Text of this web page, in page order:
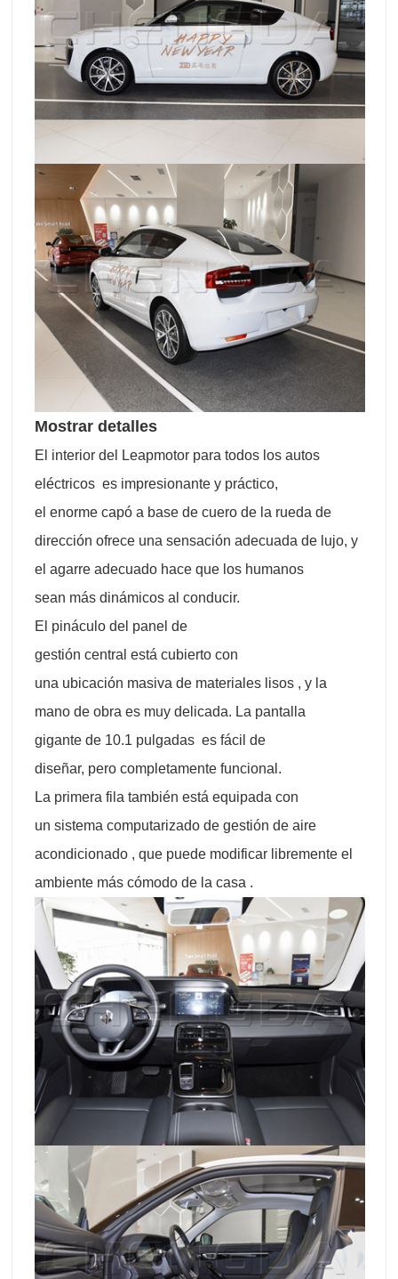
Mostrar detalles
El interior del Leapmotor para todos los autos
eléctricos es impresionante y práctico,
el enorme capó a base de cuero de la rueda de
dirección ofrece una sensación adecuada de lujo, y
el agarre adecuado hace que los humanos
sean más dinámicos al conducir.
El pináculo del panel de
gestión central está cubierto con
una ubicación masiva de materiales lisos , y la
mano de obra es muy delicada. La pantalla
gigante de 10.1 pulgadas es fácil de
diseñar, pero completamente funcional.
La primera fila también está equipada con
un sistema computarizado de gestión de aire
acondicionado , que puede modificar libremente el
ambiente más cómodo de la casa .